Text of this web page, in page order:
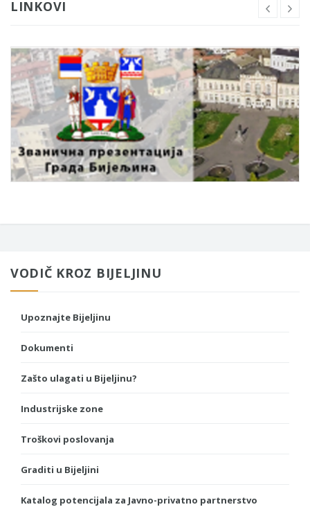
LINKOVI
VODIČ KROZ BIJELJINU
Upoznajte Bijeljinu
Dokumenti
Zašto ulagati u Bijeljinu?
Industrijske zone
Troškovi poslovanja
Graditi u Bijeljini
Katalog potencijala za Javno-privatno partnerstvo